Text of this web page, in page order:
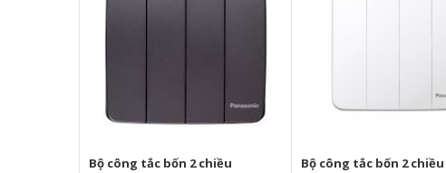
Bộ công tắc bốn 2 chiều
Bộ công tắc bốn 2 chiều